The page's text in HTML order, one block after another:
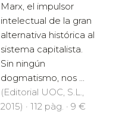
Marx, el impulsor
intelectual de la gran
alternativa histórica al
sistema capitalista.
Sin ningún
dogmatismo, nos ...
(Editorial UOC, S.L.,
2015) · 112 pàg. · 9 €